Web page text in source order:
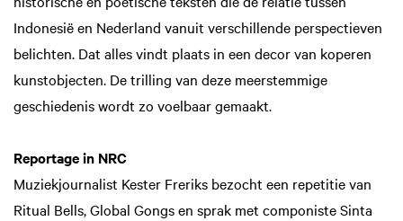
Indonesië en Nederland vanuit verschillende perspectieven
belichten. Dat alles vindt plaats in een decor van koperen
kunstobjecten. De trilling van deze meerstemmige
geschiedenis wordt zo voelbaar gemaakt.
Reportage in NRC
Muziekjournalist Kester Freriks bezocht een repetitie van
Ritual Bells, Global Gongs en sprak met componiste Sinta
in